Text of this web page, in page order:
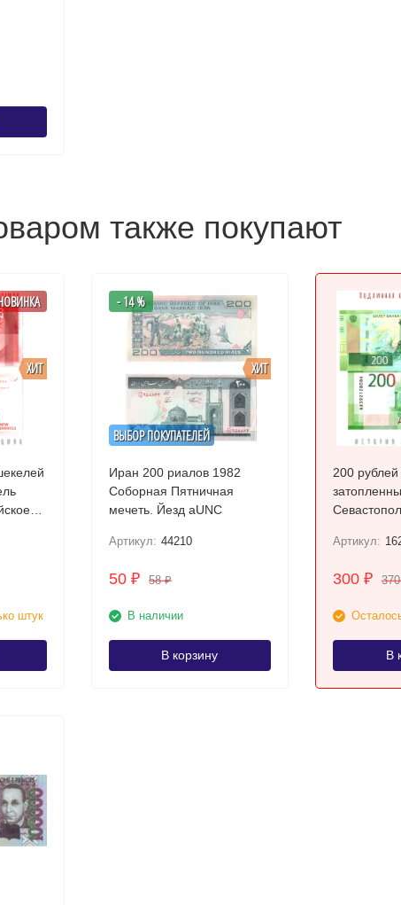
также покупают
ХИТ
штук
ВЫБОР ПОКУПАТЕЛЕЙ
ХИТ
- 14 %
Иран 200 риалов 1982
Соборная Пятничная
мечеть. Йезд аUNC
Артикул: 44210
50 ₽ 58₽
В наличии
В корзину
200
Севастополе UNC
Артикул:
300₽
В